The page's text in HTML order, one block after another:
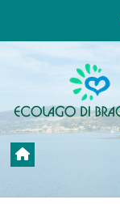
contenuto